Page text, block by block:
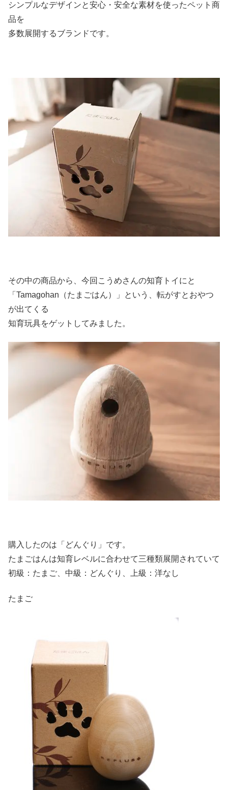
シンプルなデザインと安心・安全な素材を使ったペット商
品を
多数展開するブランドです。
その中の商品から、今回こうめさんの知育トイにと
「Tamagohan（たまごはん）」という、転がすとおやつ
が出てくる
知育玩具をゲットしてみました。
購入したのは「どんぐり」です。
たまごはんは知育レベルに合わせて三種類展開されていて
初級：たまご、中級：どんぐり、上級：洋なし
たまご